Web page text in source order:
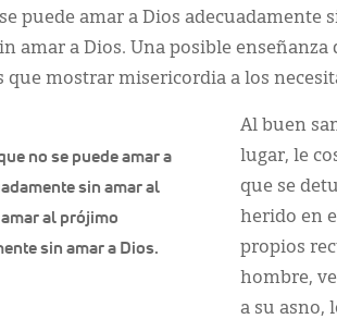
no se puede amar a
sin amar al
al prójimo
sin amar a Dios.
puede amar a Dios
amar a Dios. Una posible
que mostrar misericordia a los
Al buen
lugar, le
que se
herido en
propios
hombre,
a su asno,